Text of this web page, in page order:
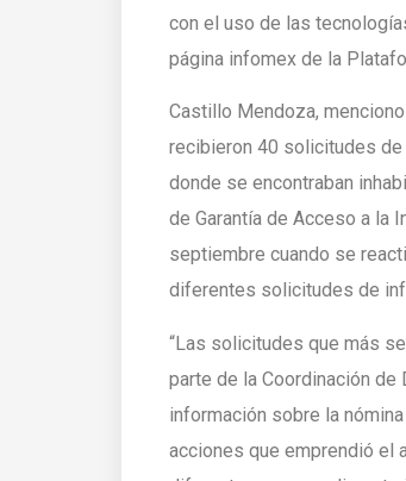
con el uso de las
página infomex de la
Castillo Mendoza,
recibieron 40 solicitudes
donde se encontraban
de Garantía de Acceso a la
septiembre cuando se
diferentes solicitudes de
“Las solicitudes que más
parte de la Coordinación
información sobre la
acciones que emprendió el